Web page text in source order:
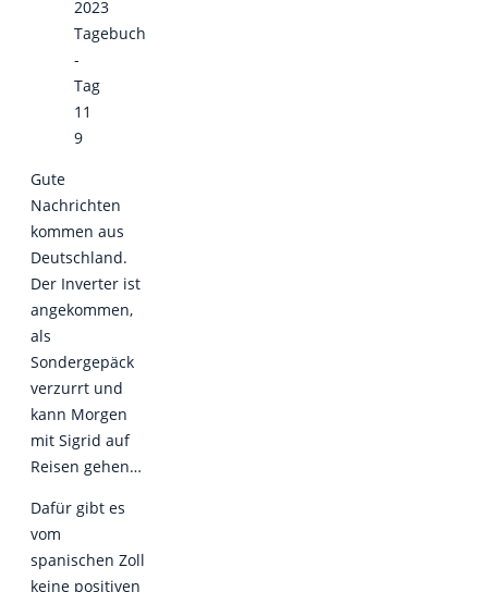
2023
Tagebuch
-
Tag
11
9
Gute
Nachrichten
kommen aus
Deutschland.
Der Inverter ist
angekommen,
als
Sondergepäck
verzurrt und
kann Morgen
mit Sigrid auf
Reisen gehen…
Dafür gibt es
vom
spanischen Zoll
keine positiven